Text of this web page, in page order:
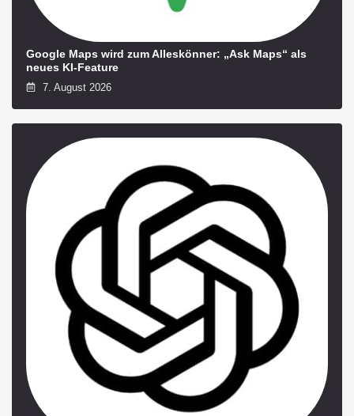
Google Maps wird zum Alleskönner: „Ask Maps“ als
neues KI-Feature
7. August 2026